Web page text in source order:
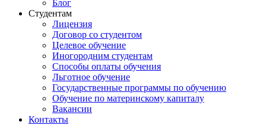
Блог
Студентам
Лицензия
Договор со студентом
Целевое обучение
Иногородним студентам
Способы оплаты обучения
Льготное обучение
Государственные программы по обучению
Обучение по материнскому капиталу
Вакансии
Контакты